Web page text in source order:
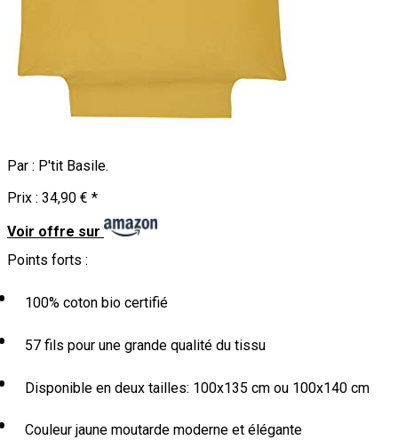
Par : P'tit Basile.
Prix : 34,90 € *
Voir offre sur
Points forts :
100% coton bio certifié
57 fils pour une grande qualité du tissu
Disponible en deux tailles: 100x135 cm ou 100x140 cm
Couleur jaune moutarde moderne et élégante